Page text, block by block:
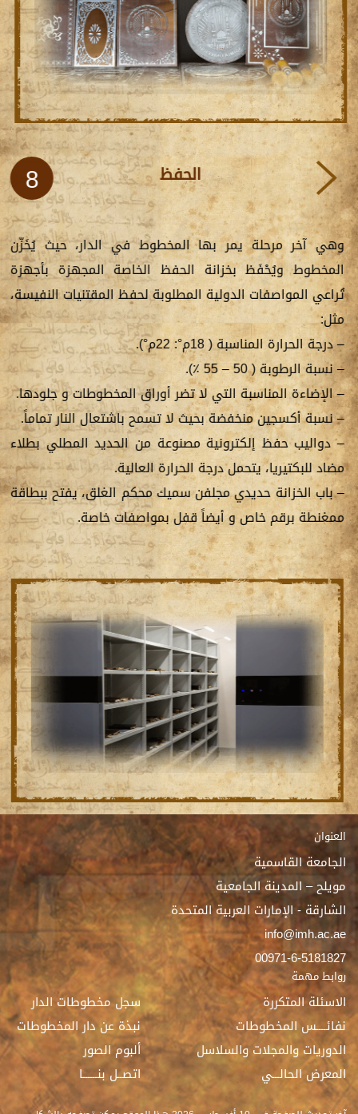
8 الحفظ
وهي آخر مرحلة يمر بها المخطوط في الدار، حيث يُخَزّن
المخطوط ويُحْفَظ بخزانة الحفظ الخاصة المجهزة بأجهزة
تُراعي المواصفات الدولية المطلوبة لحفظ المقتنيات النفيسة،
مثل:
– درجة الحرارة المناسبة ( 18م°: 22م°).
– نسبة الرطوبة ( 50 – 55 ٪).
– الإضاءة المناسبة التي لا تضر أوراق المخطوطات و جلودها.
– نسبة أكسجين منخفضة بحيث لا تسمح باشتعال النار تماماً.
– دواليب حفظ إلكترونية مصنوعة من الحديد المطلي بطلاء
مضاد للبكتيريا، يتحمل درجة الحرارة العالية.
– باب الخزانة حديدي مجلفن سميك محكم الغلق، يفتح ببطاقة
ممغنطة برقم خاص و أيضاً قفل بمواصفات خاصة.
العنوان
الجامعة القاسمية
مويلح – المدينة الجامعية
الشارقة - الإمارات العربية المتحدة
info@imh.ac.ae
00971-6-5181827
روابط مهمة
الاسئلة المتكررة
نفائــــس المخطوطات
الدوريات والمجلات والسلاسل
المعرض الحالـــي
سجل مخطوطات الدار
نبذة عن دار المخطوطات
ألبوم الصور
اتصــل بنــــــا